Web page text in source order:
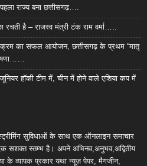
राज्य बना छत्तीसगढ़….
है – राजस्व मंत्री टंक राम वर्मा…..
का सफल आयोजन, छत्तीसगढ़ के प्रथम “मातृ
हॉकी टीम में, चीन में होने वाले एशिया कप में
सुविधाओं के साथ एक ऑनलाइन समाचार
सशक्त स्तम्भ है। अपने अभिनव,अनुभव,अद्वितीय
के व्यापक प्रकार यथा न्यूज़ पेपर, मैगजीन,